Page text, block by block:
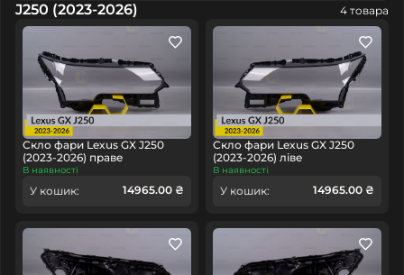
J250 (2023-2026) 4 товара
Скло фари Lexus GX J250
(2023-2026) праве
В наявності
У кошик: 14965.00 ₴
Скло фари Lexus GX J250
(2023-2026) ліве
В наявності
У кошик: 14965.00 ₴